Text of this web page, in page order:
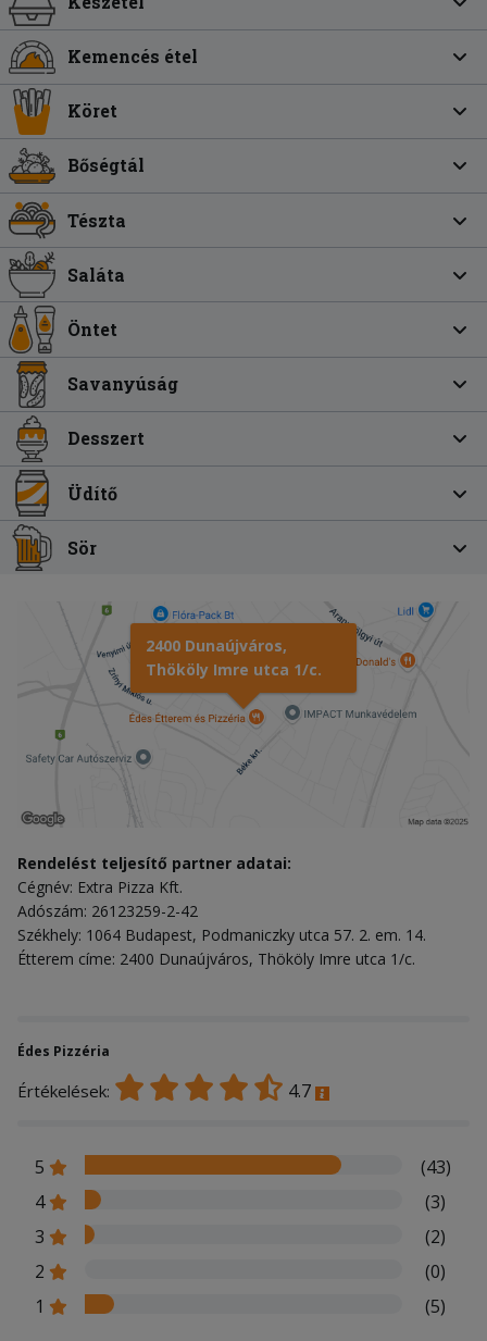
Kemencés étel
Köret
Bőségtál
Tészta
Saláta
Öntet
Savanyúság
Desszert
Üdítő
Sör
2400 Dunaújváros,
Thököly Imre utca 1/c.
Rendelést teljesítő partner adatai:
Cégnév: Extra Pizza Kft.
Adószám: 26123259-2-42
Székhely: 1064 Budapest, Podmaniczky utca 57. 2. em. 14.
Étterem címe: 2400 Dunaújváros, Thököly Imre utca 1/c.
Édes Pizzéria
Értékelések: 4.7
5
(43)
4
(3)
3
(2)
2
(0)
1
(5)